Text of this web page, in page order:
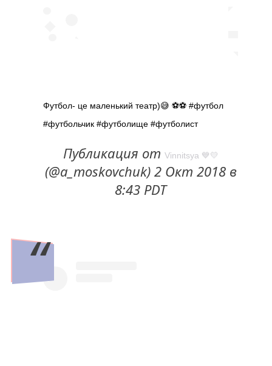
Футбол- це маленький театр)😅 ⚽️⚽️ #футбол
#футбольчик #футболище #футболист
Публикация от Vinnitsya 💙💛
(@a_moskovchuk) 2 Окт 2018 в
8:43 PDT